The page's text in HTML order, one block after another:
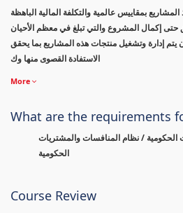
بمقاييس عالمية والتكلفة المالية الباهظة
حتى إكمال المشروع والتي تبلغ في معظم الأحيان
يتم إدارة وتشغيل منتجات هذه المشاريع بما يحقق
الاستفادة القصوى منها وك
More
What are the requirements
الحكومية / نظام المنافسات والمشتريات
الحكومية
Course Review